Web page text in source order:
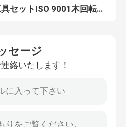
木のハンドルののみを切り分ける物質的な木製の旋盤の工具セットSGS
セージ
絡いたします！